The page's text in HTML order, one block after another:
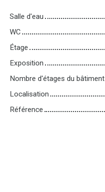
Salle d'eau
WC
Étage
Exposition
Nombre d'étages du bâtiment
Localisation
Référence